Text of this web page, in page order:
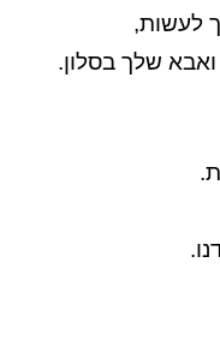
לעשות,
שלך בסלון.